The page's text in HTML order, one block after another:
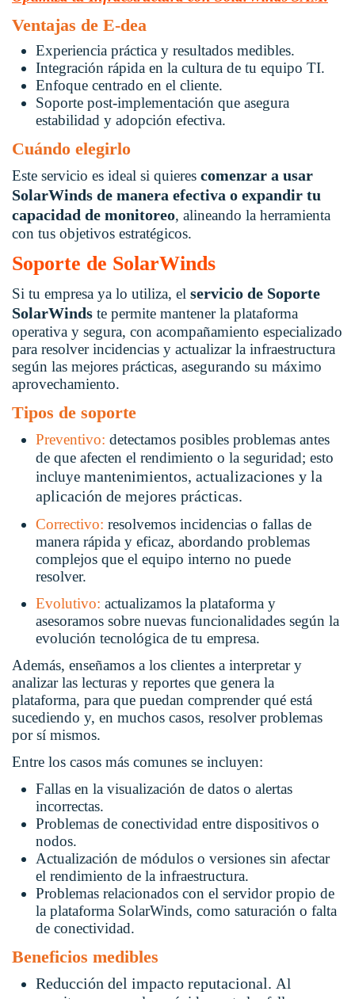
Ventajas de E-dea
Experiencia práctica y resultados medibles.
Integración rápida en la cultura de tu equipo TI.
Enfoque centrado en el cliente.
Soporte post-implementación que asegura
estabilidad y adopción efectiva.
Cuándo elegirlo
Este servicio es ideal si quieres comenzar a usar
SolarWinds de manera efectiva o expandir tu
capacidad de monitoreo, alineando la herramienta
con tus objetivos estratégicos.
Soporte de SolarWinds
Si tu empresa ya lo utiliza, el servicio de Soporte
SolarWinds te permite mantener la plataforma
operativa y segura, con acompañamiento especializado
para resolver incidencias y actualizar la infraestructura
según las mejores prácticas, asegurando su máximo
aprovechamiento.
Tipos de soporte
Preventivo: detectamos posibles problemas antes
de que afecten el rendimiento o la seguridad; esto
incluye mantenimientos, actualizaciones y la
aplicación de mejores prácticas.
Correctivo: resolvemos incidencias o fallas de
manera rápida y eficaz, abordando problemas
complejos que el equipo interno no puede
resolver.
Evolutivo: actualizamos la plataforma y
asesoramos sobre nuevas funcionalidades según la
evolución tecnológica de tu empresa.
Además, enseñamos a los clientes a interpretar y
analizar las lecturas y reportes que genera la
plataforma, para que puedan comprender qué está
sucediendo y, en muchos casos, resolver problemas
por sí mismos.
Entre los casos más comunes se incluyen:
Fallas en la visualización de datos o alertas
incorrectas.
Problemas de conectividad entre dispositivos o
nodos.
Actualización de módulos o versiones sin afectar
el rendimiento de la infraestructura.
Problemas relacionados con el servidor propio de
la plataforma SolarWinds, como saturación o falta
de conectividad.
Beneficios medibles
Reducción del impacto reputacional. Al